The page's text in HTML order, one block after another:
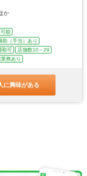
か
能
助（手当）あり
勤可
店舗数10～29
務あり
に興味がある